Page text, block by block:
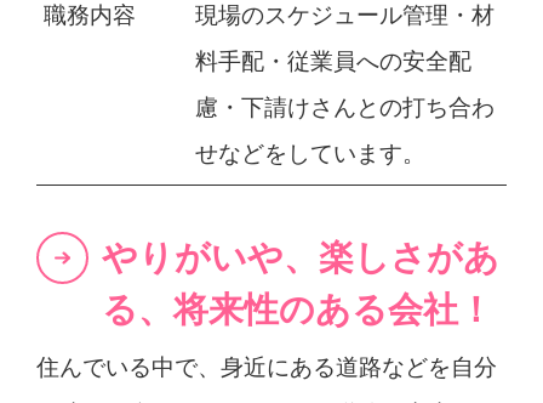
職務内容
現場のスケジュール管理・材
料手配・従業員への安全配
慮・下請けさんとの打ち合わ
せなどをしています。
やりがいや、楽しさがあ
る、将来性のある会社！
住んでいる中で、身近にある道路などを自分